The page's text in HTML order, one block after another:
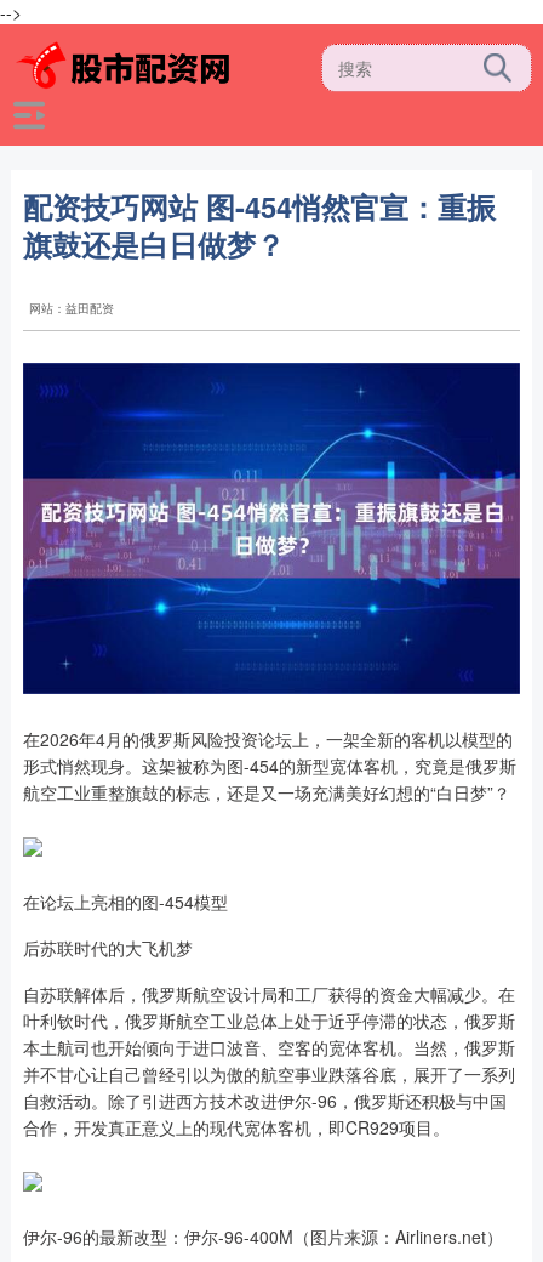
-->
配资技巧网站 图-454悄然官宣：重振
旗鼓还是白日做梦？
网站：益田配资
在2026年4月的俄罗斯风险投资论坛上，一架全新的客机以模型的
形式悄然现身。这架被称为图-454的新型宽体客机，究竟是俄罗斯
航空工业重整旗鼓的标志，还是又一场充满美好幻想的“白日梦”？
在论坛上亮相的图-454模型
后苏联时代的大飞机梦
自苏联解体后，俄罗斯航空设计局和工厂获得的资金大幅减少。在
叶利钦时代，俄罗斯航空工业总体上处于近乎停滞的状态，俄罗斯
本土航司也开始倾向于进口波音、空客的宽体客机。当然，俄罗斯
并不甘心让自己曾经引以为傲的航空事业跌落谷底，展开了一系列
自救活动。除了引进西方技术改进伊尔-96，俄罗斯还积极与中国
合作，开发真正意义上的现代宽体客机，即CR929项目。
伊尔-96的最新改型：伊尔-96-400M（图片来源：Airliners.net）